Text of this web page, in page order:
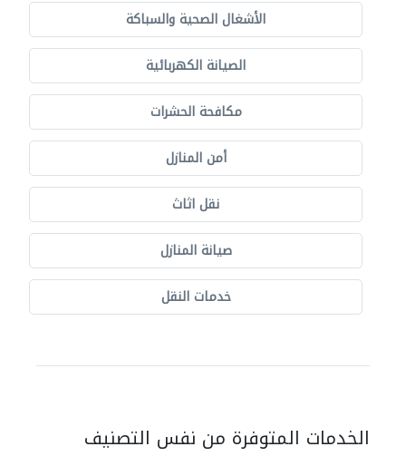
الأشغال الصحية والسباكة
الصيانة الكهربائية
مكافحة الحشرات
أمن المنازل
نقل اثاث
صيانة المنازل
خدمات النقل
الخدمات المتوفرة من نفس التصنيف